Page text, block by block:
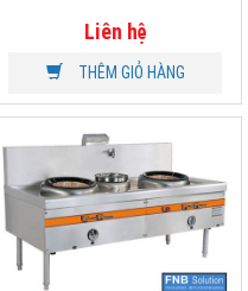
Liên hệ
THÊM GIỎ HÀNG